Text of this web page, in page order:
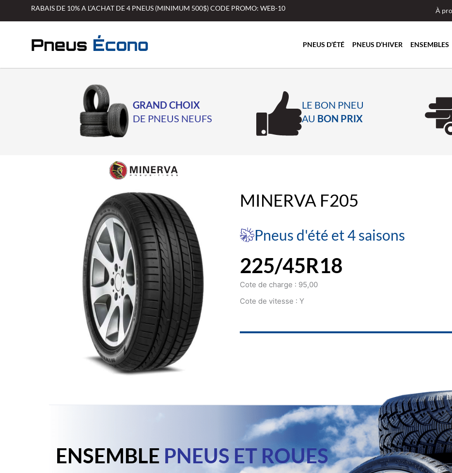
RABAIS DE 10% A L’ACHAT DE 4 PNEUS (MINIMUM 500$) CODE PROMO: WEB-10 À
PNEUS D’ÉTÉ PNEUS D’HIVER ENSEMBLES
GRAND CHOIX
DE PNEUS NEUFS
LE BON PNEU
AU BON PRIX
MINERVA F205
Pneus d'été et 4 saisons
225/45R18
Cote de charge : 95,00
Cote de vitesse : Y
ENSEMBLE PNEUS ET ROUES